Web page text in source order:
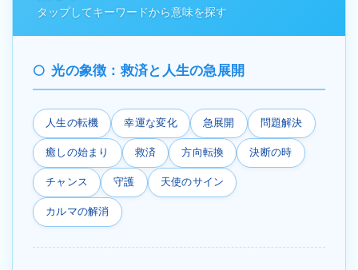
タップしてキーワードから意味を探す
光の象徴：救済と人生の急展開
人生の転機 幸運な変化 急展開 問題解決
癒しの始まり 救済 方向転換 決断の時
チャンス 守護 天使のサイン
カルマの解消